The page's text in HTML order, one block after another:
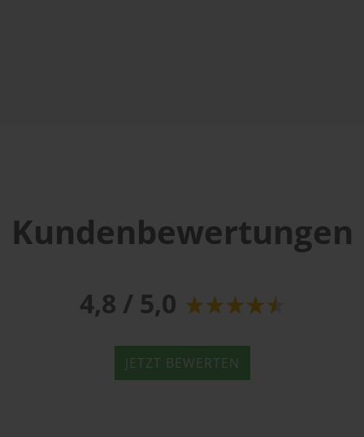
Kundenbewertungen
4,8 / 5,0
JETZT BEWERTEN